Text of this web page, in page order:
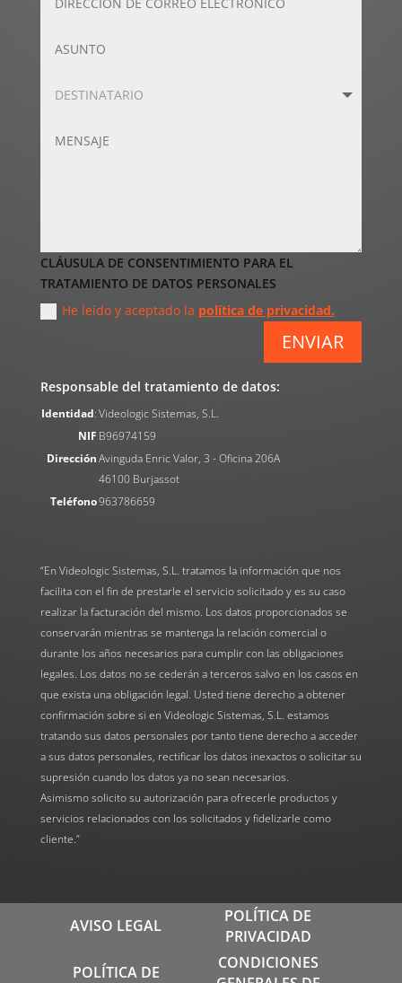
CLÁUSULA DE CONSENTIMIENTO PARA EL
TRATAMIENTO DE DATOS PERSONALES
He leído y aceptado la política de privacidad.
ENVIAR
Responsable del tratamiento de datos:
Identidad:Videologic Sistemas, S.L.
NIF B96974159
DirecciónAvinguda Enric Valor, 3 - Oficina 206A
46100 Burjassot
Teléfono963786659
“En Videologic Sistemas, S.L. tratamos la información que nos
facilita con el fin de prestarle el servicio solicitado y es su caso
realizar la facturación del mismo. Los datos proporcionados se
conservarán mientras se mantenga la relación comercial o
durante los años necesarios para cumplir con las obligaciones
legales. Los datos no se cederán a terceros salvo en los casos en
que exista una obligación legal. Usted tiene derecho a obtener
confirmación sobre si en Videologic Sistemas, S.L. estamos
tratando sus datos personales por tanto tiene derecho a acceder
a sus datos personales, rectificar los datos inexactos o solicitar su
supresión cuando los datos ya no sean necesarios.
Asimismo solicito su autorización para ofrecerle productos y
servicios relacionados con los solicitados y fidelizarle como
cliente.”
AVISO LEGAL
POLÍTICA DE
PRIVACIDAD
POLÍTICA DE
CONDICIONES